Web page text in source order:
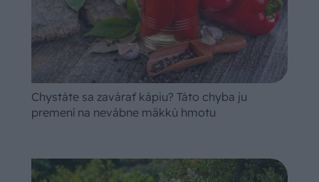
Chystáte sa zavárať kápiu? Táto chyba ju
premení na nevábne mäkkú hmotu